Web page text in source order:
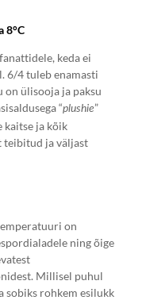
8°C
keda ei
6/4 tuleb enamasti
on ülisooja ja paksu
“plushie”
ja kõik
teibitud ja väljast
on
ning õige
Millisel puhul
sobiks rohkem esilukk